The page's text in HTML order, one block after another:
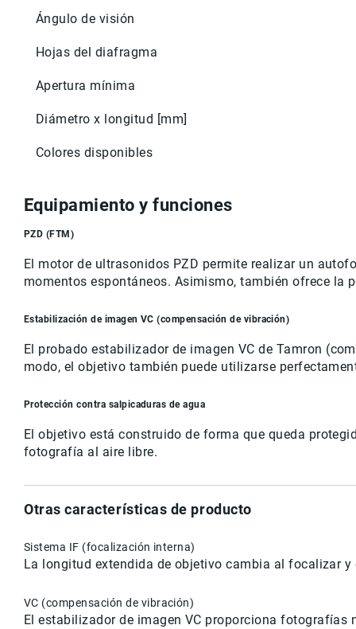
Ángulo de visión
Hojas del diafragma
Apertura mínima
Diámetro x longitud [mm]
Colores disponibles
Equipamiento y funciones
PZD (FTM)
El motor de ultrasonidos PZD permite realizar un
momentos espontáneos. Asimismo, también ofrece
Estabilización de imagen VC (compensación de vibración)
El probado estabilizador de imagen VC de Tamron
modo, el objetivo también puede utilizarse
Protección contra salpicaduras de agua
El objetivo está construido de forma que queda
fotografía al aire libre.
Otras características de producto
Sistema IF (focalización interna)
La longitud extendida de objetivo cambia al focalizar
VC (compensación de vibración)
El estabilizador de imagen VC proporciona fotografías